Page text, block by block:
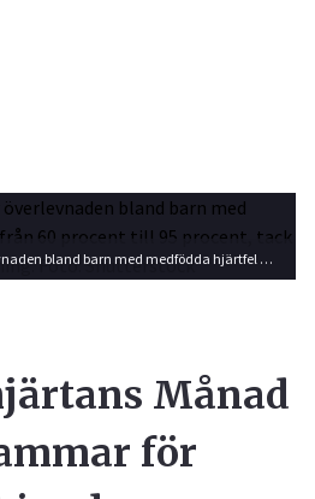
De senaste 50 åren har överlevnaden bland barn med medfödda hjärtfel stigit från 60 procent till 95 procent, tack vare framgångsrik forskning. Foto: Shutterstock
Månad
för